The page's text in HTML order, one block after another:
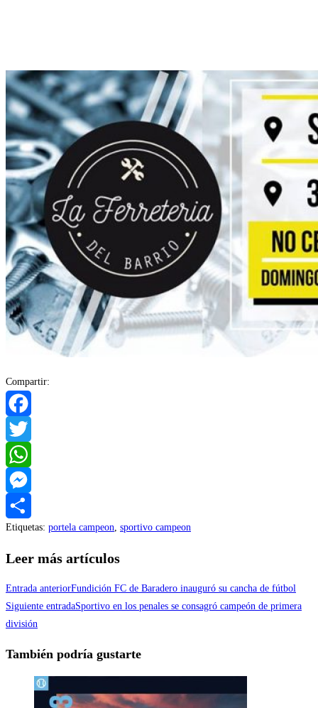
Compartir:
Facebook
Twitter
WhatsApp
Messenger
Compartir
Etiquetas: portela campeon, sportivo campeon
Leer más artículos
Entrada anteriorFundición FC de Baradero inauguró su cancha de fútbol
Siguiente entradaSportivo en los penales se consagró campeón de primera
división
También podría gustarte